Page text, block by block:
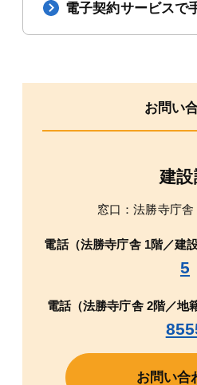
電子契約サービスで
お問い
建設
窓口：法勝寺庁舎
電話（法勝寺庁舎 1階／建設
5
電話（法勝寺庁舎 2階／地
お問い合